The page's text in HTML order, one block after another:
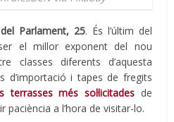
Parlament, 25. És l’últim del
el millor exponent del nou
classes diferents d’aquesta
d’importació i tapes de fregits
terrasses més sol·licitades de
paciència a l’hora de visitar-lo.